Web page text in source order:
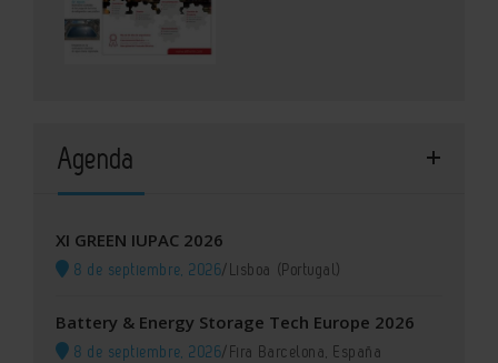
Agenda
XI GREEN IUPAC 2026
8 de septiembre, 2026/Lisboa (Portugal)
Battery & Energy Storage Tech Europe 2026
8 de septiembre, 2026/Fira Barcelona, España